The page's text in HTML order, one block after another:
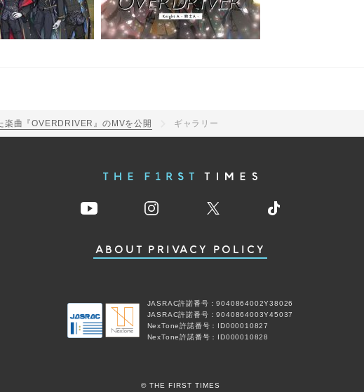
楽曲『OVERDRIVER』のMVを公開 ギャラリー
ABOUT PRIVACY POLICY
JASRAC許諾番号：9040864002Y38026
JASRAC許諾番号：9040864003Y45037
NexTone許諾番号：ID000010827
NexTone許諾番号：ID000010828
© THE FIRST TIMES